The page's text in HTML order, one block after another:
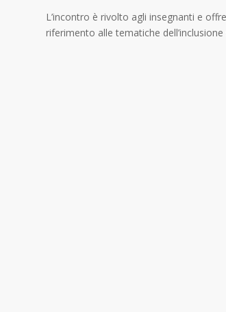
L’incontro è rivolto agli insegnanti e
riferimento alle tematiche